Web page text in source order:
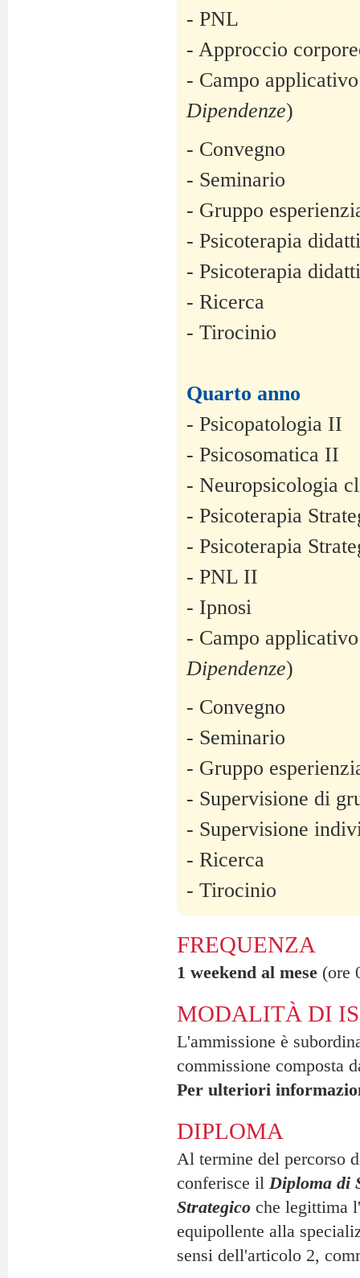
- PNL
- Approccio
- Campo
Dipendenze)
- Convegno
- Seminario
- Gruppo
- Psicoterapia
- Psicoterapia
- Ricerca
- Tirocinio
Quarto anno
- Psicopatologia II
- Psicosomatica II
- Neuropsicologia
- Psicoterapia
- Psicoterapia
- PNL II
- Ipnosi
- Campo
Dipendenze)
- Convegno
- Seminario
- Gruppo
- Supervisione di
- Supervisione
- Ricerca
- Tirocinio
FREQUENZA
1 weekend al mese(ore
MODALITÀ DI
L'ammissione è
commissione composta
Per ulteriori
DIPLOMA
Al termine del percorso
conferisce il Diploma di
Strategicoche legittima
equipollente alla
sensi dell'articolo 2,